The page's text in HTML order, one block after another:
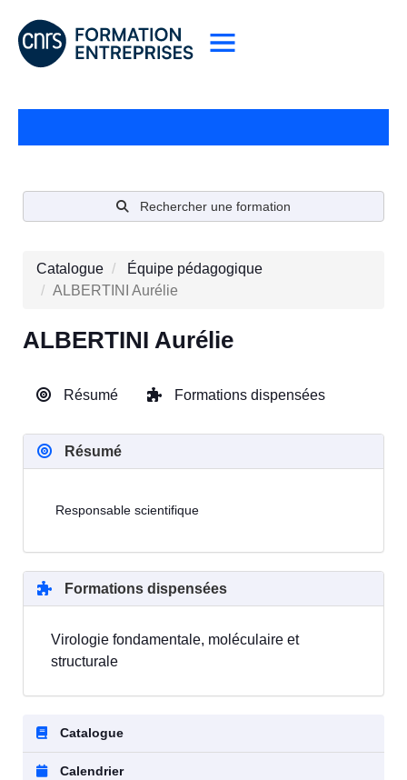
Rechercher une formation
Catalogue
Équipe pédagogique
ALBERTINI Aurélie
ALBERTINI Aurélie
Résumé Formations dispensées
Résumé
Responsable scientifique
Formations dispensées
Virologie fondamentale, moléculaire et
structurale
Catalogue
Calendrier